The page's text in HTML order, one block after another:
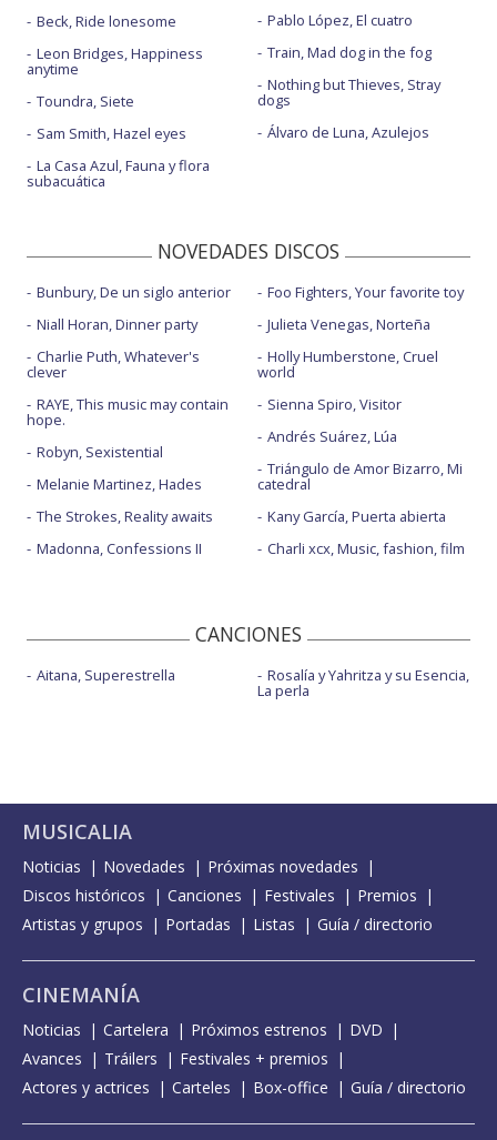
Beck, Ride lonesome
Leon Bridges, Happiness
anytime
Toundra, Siete
Sam Smith, Hazel eyes
La Casa Azul, Fauna y flora
subacuática
Pablo López, El cuatro
Train, Mad dog in the fog
Nothing but Thieves, Stray
dogs
Álvaro de Luna, Azulejos
NOVEDADES DISCOS
Bunbury, De un siglo anterior
Niall Horan, Dinner party
Charlie Puth, Whatever's
clever
RAYE, This music may contain
hope.
Robyn, Sexistential
Melanie Martinez, Hades
The Strokes, Reality awaits
Madonna, Confessions II
Foo Fighters, Your favorite toy
Julieta Venegas, Norteña
Holly Humberstone, Cruel
world
Sienna Spiro, Visitor
Andrés Suárez, Lúa
Triángulo de Amor Bizarro, Mi
catedral
Kany García, Puerta abierta
Charli xcx, Music, fashion, film
CANCIONES
Aitana, Superestrella Rosalía y Yahritza y su Esencia,
La perla
MUSICALIA
Noticias Novedades
Próximas novedades
Discos históricos
Canciones Festivales
Premios
Artistas y grupos
Portadas Listas Guía / directorio
CINEMANÍA
Noticias Cartelera Próximos estrenos
DVD
Avances
Tráilers
Festivales + premios
Actores y actrices
Carteles Box-office Guía / directorio